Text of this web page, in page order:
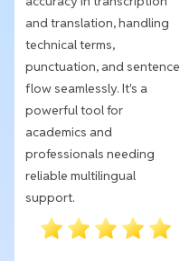
and translation, handling
technical terms,
punctuation, and sentence
flow seamlessly. It's a
powerful tool for
academics and
professionals needing
reliable multilingual
support.